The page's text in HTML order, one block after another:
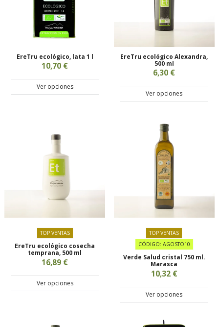
EreTru ecológico, lata 1 l
10,70 €
Ver opciones
EreTru ecológico Alexandra,
500 ml
6,30 €
Ver opciones
TOP VENTAS
EreTru ecológico cosecha
temprana, 500 ml
16,89 €
Ver opciones
TOP VENTAS
CÓDIGO: AGOSTO10
Verde Salud cristal 750 ml.
Marasca
10,32 €
Ver opciones